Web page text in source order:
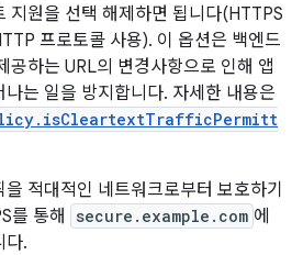
지원을 선택 해제하면 됩니다(HTTPS
프로토콜 사용). 이 옵션은 백엔드
공하는 URL의 변경사항으로 인해 앱
는 일을 방지합니다. 자세한 내용은
적대적인 네트워크로부터 보호하기
를 통해
secure.example.com 에
다.